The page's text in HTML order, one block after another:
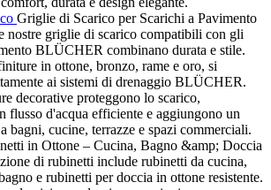
Griglie di Scarico per Scarichi a Pavimento
griglie di scarico compatibili con gli
BLÜCHER combinano durata e stile.
in ottone, bronzo, rame e oro, si
ai sistemi di drenaggio BLÜCHER.
decorative proteggono lo scarico,
flusso d'acqua efficiente e aggiungono un
bagni, cucine, terrazze e spazi commerciali.
in Ottone – Cucina, Bagno &amp; Doccia
di rubinetti include rubinetti da cucina,
e rubinetti per doccia in ottone resistente.